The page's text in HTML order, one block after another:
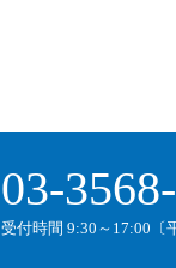
03-
受付時間 9:30～17:00〔